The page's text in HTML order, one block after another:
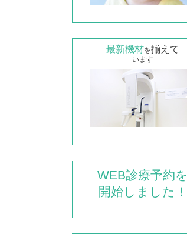
最新機材を揃えて
います
WEB診療予約を
開始しました！